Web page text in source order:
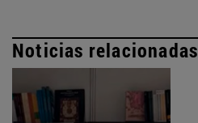
Noticias relacionadas